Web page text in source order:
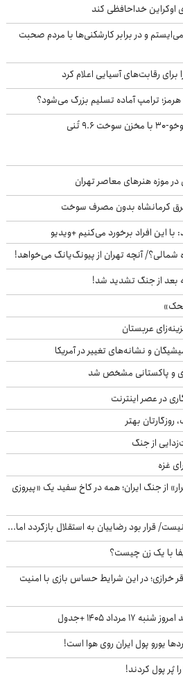
اوکراین خداحافظی کند
و در برابر کارشکنی‌ها با مردم صحبت
برای رقابت‌های آسیایی اعلام کرد
هرمز؛ ترامپ آماده تسلیم بزرگ می‌شود؟
موزه هنرهای معاصر تهران
این افراد برخورد می‌کنیم +ویدیو
شمالی؟/ آنچه تهران از پیونگ‌یانگ می‌خواهد!
بعد از جنگ تشدید شد!
عربستان
و نشانه‌های تغییر در آمریکا
و پاکستانی مشخص شد
در عصر اینترنت
بهتر
از جنگ
غزه
از جنگ ایران؛ همه در کاخ سفید یک «پیروزی
قرار بود رضاییان به استقلال بازگردد اما...
با یک زن چیست؟
خرازی؛ در این شرایط حساس بازی با امنیت
۱۴۰۵ +جدول
یورو پول ایران روی هوا است!
پُر پول کردند!